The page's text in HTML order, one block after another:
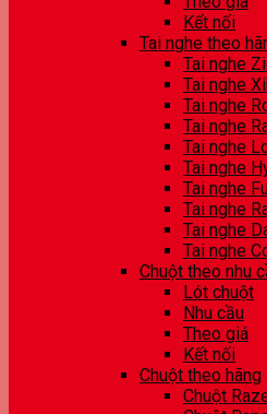
Kết nối
Tai nghe theo
Tai nghe
Tai nghe
Tai nghe
Tai nghe
Tai nghe
Tai nghe
Tai nghe
Tai nghe
Tai nghe
Tai nghe
Chuột theo nhu
Lót chuột
Nhu cầu
Theo giá
Kết nối
Chuột theo hãng
Chuột